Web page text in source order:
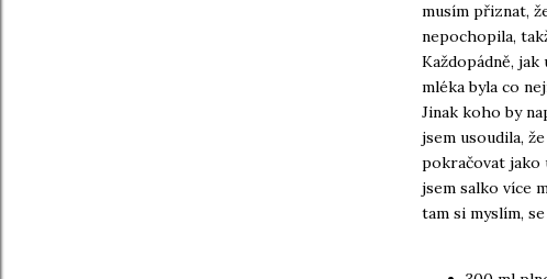
musím přiznat,
nepochopila,
Každopádně,
mléka byla co
Jinak koho by
jsem usoudila,
pokračovat jako
jsem salko více
tam si myslím,